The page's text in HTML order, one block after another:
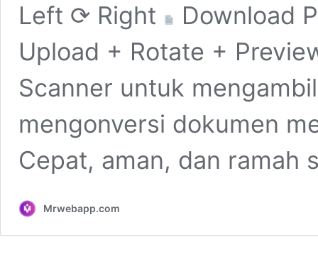
Left ⟳ Right
Download
Upload + Rotate +
Scanner untuk
mengonversi dokumen
Cepat, aman, dan ramah
Mrwebapp.com